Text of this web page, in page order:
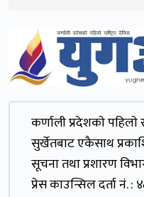
कर्णाली प्रदेशकाे पहिलाे
सुर्खेतबाट एकैसाथ
सूचना तथा प्रशारण
प्रेस काउन्सिल दर्ता नं. :